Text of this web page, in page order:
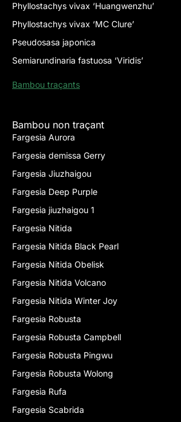
Phyllostachys vivax ‘Huangwenzhu’
Phyllostachys vivax ‘MC Clure’
Pseudosasa japonica
Semiarundinaria fastuosa ‘Viridis’
Bambou traçants
Bambou non traçant
Fargesia Aurora
Fargesia demissa Gerry
Fargesia Jiuzhaigou
Fargesia Deep Purple
Fargesia jiuzhaigou 1
Fargesia Nitida
Fargesia Nitida Black Pearl
Fargesia Nitida Obelisk
Fargesia Nitida Volcano
Fargesia Nitida Winter Joy
Fargesia Robusta
Fargesia Robusta Campbell
Fargesia Robusta Pingwu
Fargesia Robusta Wolong
Fargesia Rufa
Fargesia Scabrida